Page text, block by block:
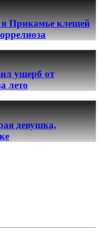
в Прикамье клещей
ущерб от
лето
девушка,